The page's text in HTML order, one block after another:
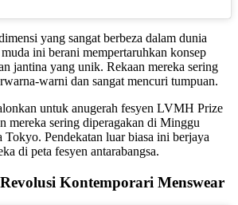
yang sangat berbeza dalam dunia
ini berani mempertaruhkan konsep
jantina yang unik. Rekaan mereka sering
warni dan sangat mencuri tumpuan.
untuk anugerah fesyen LVMH Prize
mereka sering diperagakan di Minggu
Pendekatan luar biasa ini berjaya
di peta fesyen antarabangsa.
Kontemporari Menswear